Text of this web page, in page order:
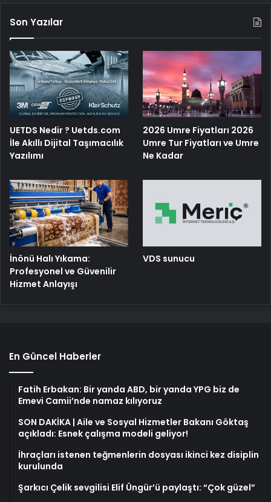
Son Yazılar
UETDS Nedir ? Uetds.com
İle Akıllı Dijital Taşımacılık
Yazılımı
2026 Umre Fiyatları 2026
Umre Tur Fiyatları ve Umre
Ne Kadar
İnönü Halı Yıkama:
Profesyonel ve Güvenilir
Hizmet Anlayışı
VDS sunucu
En Güncel Haberler
Fatih Erbakan: Bir yanda ABD, bir yanda YPG biz de
Emevi Camii’nde namaz kılıyoruz
SON DAKİKA | Aile ve Sosyal Hizmetler Bakanı Göktaş
açıkladı: Esnek çalışma modeli geliyor!
İhraçları istenen teğmenlerin dosyası ikinci kez disiplin
kurulunda
Şarkıcı Çelik sevgilisi Elif Üngür’ü paylaştı: “Çok güzel”